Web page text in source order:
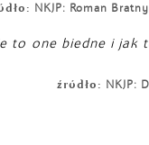
NKJP: Roman
one biedne i jak
źródło: NKJP: